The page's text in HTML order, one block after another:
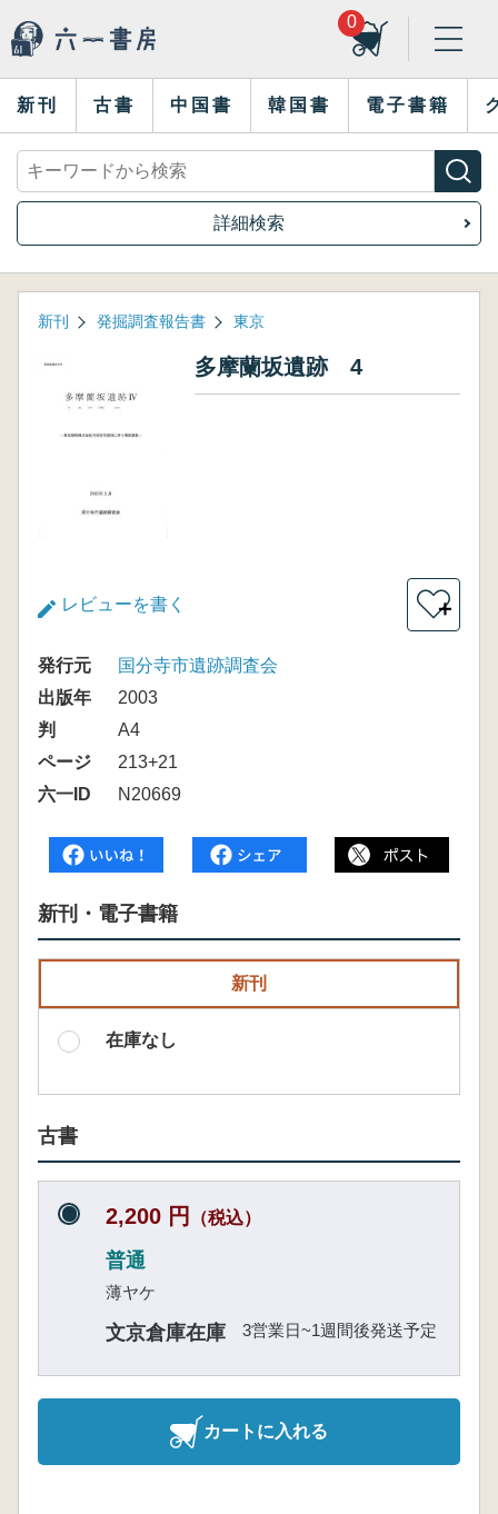
0
新刊 古書 中国書 韓国書 電子書籍
詳細検索
新刊 発掘調査報告書 東京
多摩蘭坂遺跡 4
レビューを書く ＋
発行元
国分寺市遺跡調査会
出版年
2003
判
A4
ページ
213+21
六一ID
N20669
新刊・電子書籍
新刊
在庫なし
古書
2,200 円 （税込）
普通
薄ヤケ
文京倉庫在庫 3営業日~1週間後発送予定
カートに入れる